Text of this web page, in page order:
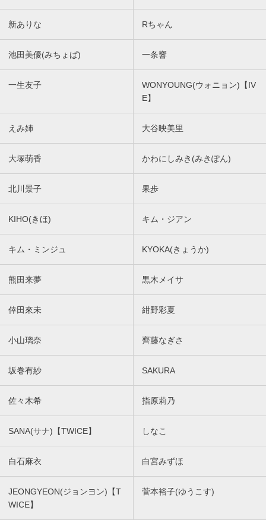
新ありな Rちゃん
池田美優(みちょぱ) 一条響
一生友子
WONYOUNG(ウォニョン)【IV
E】
えみ姉 大谷映美里
大塚萌香 かわにしみき(みきぽん)
北川景子 果歩
KIHO(きほ) キム・ジアン
キム・ミンジュ KYOKA(きょうか)
熊田来夢 黒木メイサ
倖田來未 紺野彩夏
小山璃奈 齊藤なぎさ
坂巻有紗 SAKURA
佐々木希 指原莉乃
SANA(サナ)【TWICE】 しなこ
白石麻衣 白宮みずほ
JEONGYEON(ジョンヨン)【T
WICE】
菅本裕子(ゆうこす)